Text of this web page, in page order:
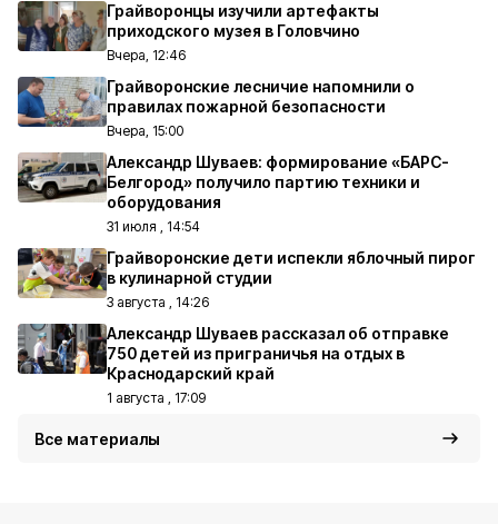
Грайворонцы изучили артефакты
приходского музея в Головчино
Вчера, 12:46
Грайворонские лесничие напомнили о
правилах пожарной безопасности
Вчера, 15:00
Александр Шуваев: формирование «БАРС-
Белгород» получило партию техники и
оборудования
31 июля , 14:54
Грайворонские дети испекли яблочный пирог
в кулинарной студии
3 августа , 14:26
Александр Шуваев рассказал об отправке
750 детей из приграничья на отдых в
Краснодарский край
1 августа , 17:09
Все материалы